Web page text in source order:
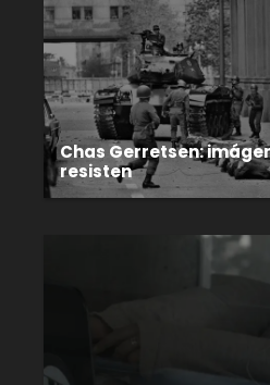
Chas Gerretsen:
resisten